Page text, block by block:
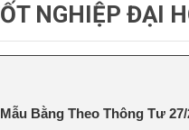
NGHIỆP ĐẠI
Bằng Theo Thông Tư 27/